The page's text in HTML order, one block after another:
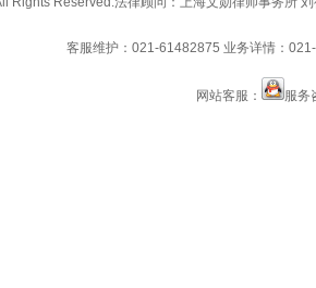
客服维护：021-61482875 业务详情：
网站客服： 服务